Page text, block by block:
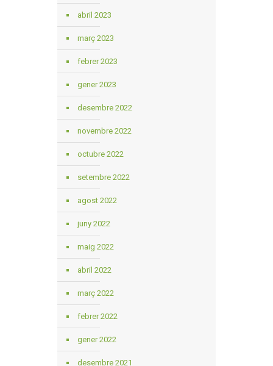
abril 2023
març 2023
febrer 2023
gener 2023
desembre 2022
novembre 2022
octubre 2022
setembre 2022
agost 2022
juny 2022
maig 2022
abril 2022
març 2022
febrer 2022
gener 2022
desembre 2021